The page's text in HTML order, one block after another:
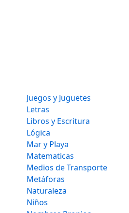
Juegos y Juguetes
Letras
Libros y Escritura
Lógica
Mar y Playa
Matematicas
Medios de Transporte
Metáforas
Naturaleza
Niños